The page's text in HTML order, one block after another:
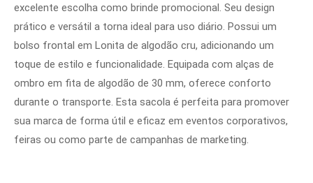
excelente escolha como brinde promocional. Seu design
prático e versátil a torna ideal para uso diário. Possui um
bolso frontal em Lonita de algodão cru, adicionando um
toque de estilo e funcionalidade. Equipada com alças de
ombro em fita de algodão de 30 mm, oferece conforto
durante o transporte. Esta sacola é perfeita para promover
sua marca de forma útil e eficaz em eventos corporativos,
feiras ou como parte de campanhas de marketing.